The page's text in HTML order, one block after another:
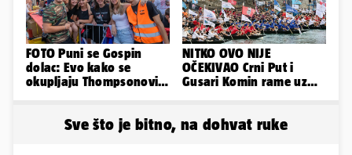
FOTO Puni se Gospin
dolac: Evo kako se
okupljaju Thompsonovi
NITKO OVO NIJE
OČEKIVAO Crni Put i
Gusari Komin rame uz
Sve što je bitno, na dohvat ruke